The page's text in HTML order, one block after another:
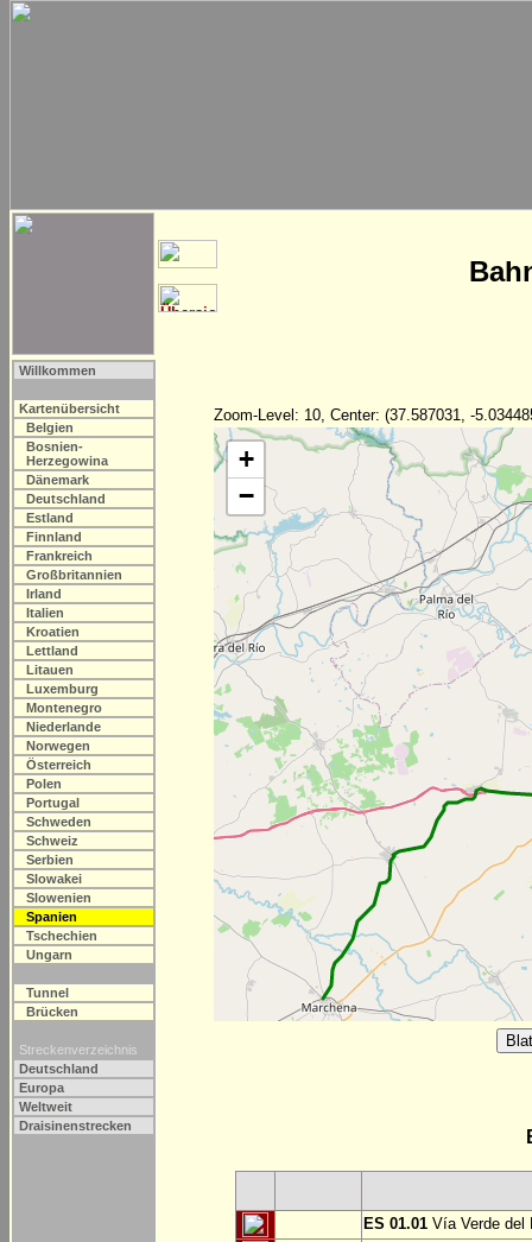
Willkommen
Kartenübersicht
Belgien
Bosnien-
Herzegowina
Dänemark
Deutschland
Estland
Finnland
Frankreich
Großbritannien
Irland
Italien
Kroatien
Lettland
Litauen
Luxemburg
Montenegro
Niederlande
Norwegen
Österreich
Polen
Portugal
Schweden
Schweiz
Serbien
Slowakei
Slowenien
Spanien
Tschechien
Ungarn
Tunnel
Brücken
Streckenverzeichnis
Deutschland
Europa
Weltweit
Draisinenstrecken
Zoom-Level: 10, Center: (37.587031, -
+
−
ES 01.01 Vía Verde del